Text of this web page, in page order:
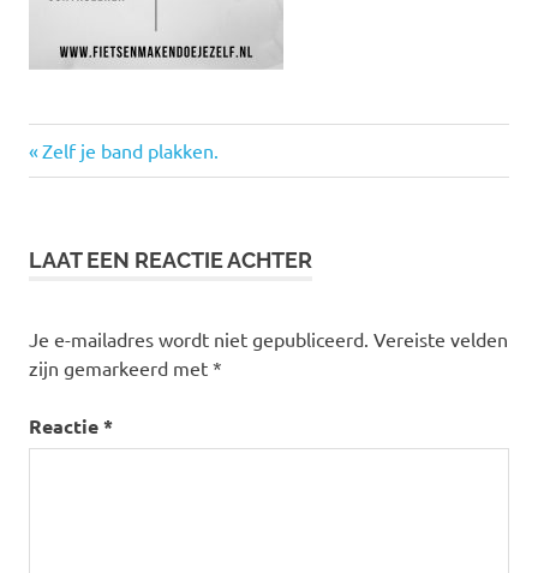
Bericht
Vorige
bericht:
Zelf je band plakken.
LAAT EEN REACTIE ACHTER
Je e-mailadres wordt niet gepubliceerd. Vereiste velden
zijn gemarkeerd met *
Reactie*